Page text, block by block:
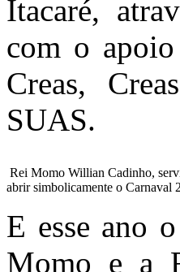
Itacaré,
com o
Creas,
SUAS.
Rei Momo Willian Cadinho,
abrir simbolicamente o Carnaval
E esse ano
Momo e a